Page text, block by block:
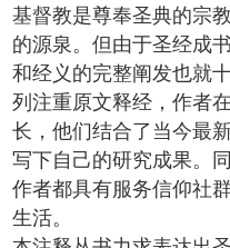
基督教是尊奉圣典的宗
的源泉。但由于圣经成
和经义的完整阐发也就
列注重原文释经，作者
长，他们结合了当今最
写下自己的研究成果。
作者都具有服务信仰社
生活。